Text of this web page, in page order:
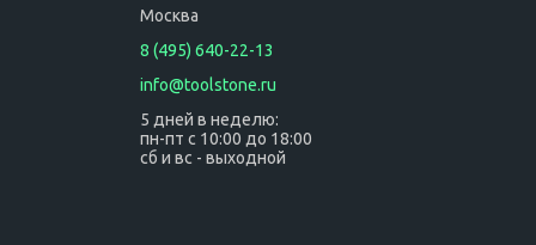
Москва
8 (495) 640-22-13
info@toolstone.ru
5 дней в неделю:
пн-пт с 10:00 до 18:00
сб и вс - выходной